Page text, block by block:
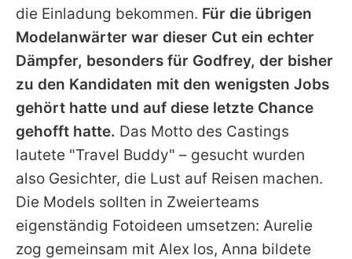
die Einladung bekommen. Für die übrigen
Modelanwärter war dieser Cut ein echter
Dämpfer, besonders für Godfrey, der bisher
zu den Kandidaten mit den wenigsten Jobs
gehört hatte und auf diese letzte Chance
gehofft hatte. Das Motto des Castings
lautete "Travel Buddy" – gesucht wurden
also Gesichter, die Lust auf Reisen machen.
Die Models sollten in Zweierteams
eigenständig Fotoideen umsetzen: Aurelie
zog gemeinsam mit Alex los, Anna bildete